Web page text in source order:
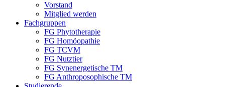
Vorstand
Mitglied werden
Fachgruppen
FG Phytotherapie
FG Homöopathie
FG TCVM
FG Nutztier
FG Synenergetische TM
FG Anthroposophische TM